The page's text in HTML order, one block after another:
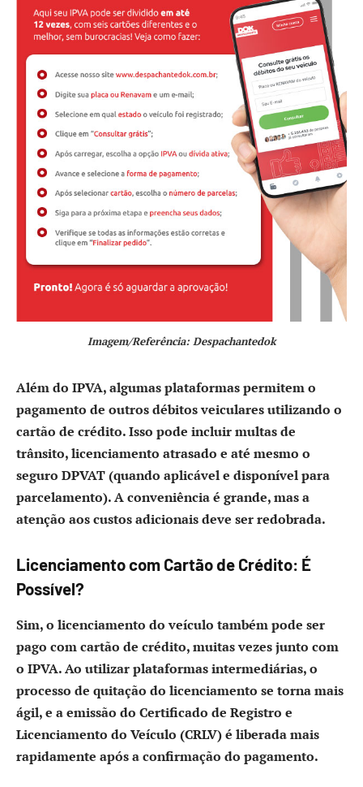
Imagem/Referência: Despachantedok
Além do IPVA, algumas plataformas permitem o
pagamento de outros débitos veiculares utilizando o
cartão de crédito. Isso pode incluir multas de
trânsito, licenciamento atrasado e até mesmo o
seguro DPVAT (quando aplicável e disponível para
parcelamento). A conveniência é grande, mas a
atenção aos custos adicionais deve ser redobrada.
Licenciamento com Cartão de Crédito: É
Possível?
Sim, o licenciamento do veículo também pode ser
pago com cartão de crédito, muitas vezes junto com
o IPVA. Ao utilizar plataformas intermediárias, o
processo de quitação do licenciamento se torna mais
ágil, e a emissão do Certificado de Registro e
Licenciamento do Veículo (CRLV) é liberada mais
rapidamente após a confirmação do pagamento.